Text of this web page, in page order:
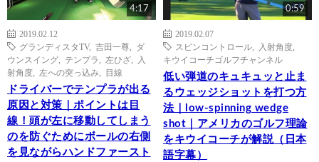
4:17
2019.02.12
グランディスタTV, 吉田一尊
ダ
ウンスイング
テンプラ 左ひざ
入
射角度
左への突っ込み 目線
ドライバーでテンプラが出る
原因と対策｜ポイントは目
線！頭が左に移動してしまう
のを防ぐためにボールの右側
を見ながらハンドファースト
0:59
2019.02.07
スピンコントロール
入射角度
キウイコーチゴルフチャンネル
低い弾道のキュキュッと止ま
るウェッジショットを打つ方
法｜low-spinning wedge
shot｜アメリカのゴルフ理論
をキウイコーチが解説（日本
語字幕）